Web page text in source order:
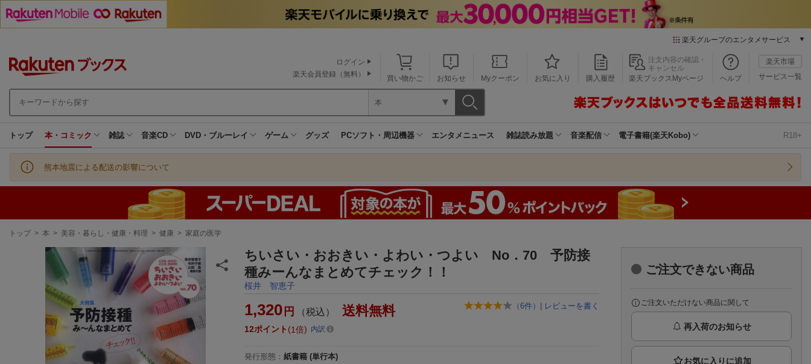
楽天グループのエンタメサービス
本/ゲーム/CD/DVD
楽天ブックス
楽天Kobo
楽天チケット
エンタメニュース
推し楽
買い物かご お知らせ Myクーポン お気に入り 購入履歴
注文内容の確認・
キャンセル
楽天ブックスMyページ
ヘルプ
楽天市場
サービス一覧
ログイン
楽天会員登録（無料）
本
トップ 本・コミック 雑誌 音楽CD DVD・ブルーレイ ゲーム グッズ PCソフト・周辺機器 エンタメニュース 雑誌読み放題 音楽配信 電子書籍(楽天Kobo) R18+
熊本地震による配送の影響について
現
トップ > 本 > 美容・暮らし・健康・料理 > 健康 > 家庭の医学
ちいさい・おおきい・よわい・つよい No．70 予防接
種みーんなまとめてチェック！！
桜井 智恵子
（6件） | レビューを書く
1,320 円 （税込） 送料無料
12ポイント 1倍 内訳
発行形態 ： 紙書籍 (単行本)
ご注文できない商品
ご注文いただけない商品に関して
再入荷のお知らせ